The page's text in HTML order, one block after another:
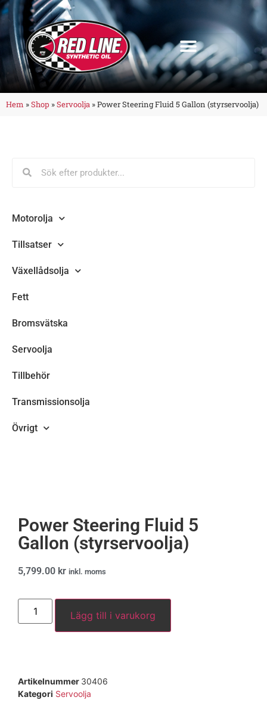
Hem »Shop »Servoolja »Power Steering Fluid 5 Gallon (styrservoolja)
Motorolja
Tillsatser
Växellådsolja
Fett
Bromsvätska
Servoolja
Tillbehör
Transmissionsolja
Övrigt
Power Steering Fluid 5
Gallon (styrservoolja)
5,799.00 kr inkl. moms
Lägg till i varukorg
Artikelnummer 30406
Kategori Servoolja